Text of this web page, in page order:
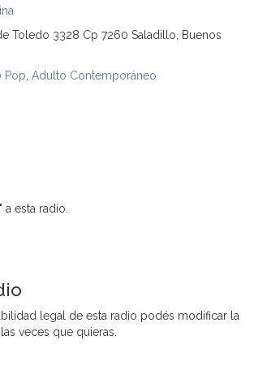
Toledo 3328 Cp 7260 Saladillo, Buenos
Pop Adulto Contemporáneo
a esta radio.
legal de esta radio podés modificar la
veces que quieras.